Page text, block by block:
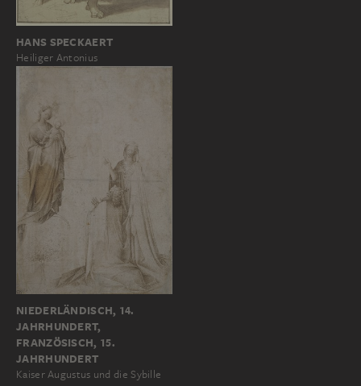
HANS SPECKAERT
Heiliger Antonius
NIEDERLÄNDISCH, 14.
JAHRHUNDERT,
FRANZÖSISCH, 15.
JAHRHUNDERT
Kaiser Augustus und die Sybille